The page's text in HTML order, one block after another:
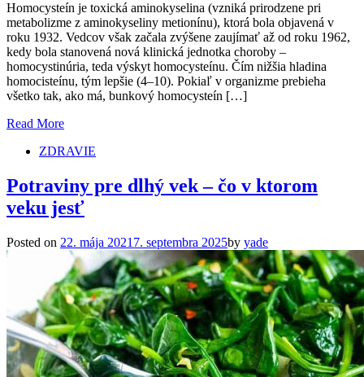
Homocysteín je toxická aminokyselina (vzniká prirodzene pri
metabolizme z aminokyseliny metionínu), ktorá bola objavená v
roku 1932. Vedcov však začala zvýšene zaujímať až od roku 1962,
kedy bola stanovená nová klinická jednotka choroby –
homocystinúria, teda výskyt homocysteínu. Čím nižšia hladina
homocisteínu, tým lepšie (4–10). Pokiaľ v organizme prebieha
všetko tak, ako má, bunkový homocysteín […]
Read More
ZDRAVIE
Potraviny pre dlhý vek – čo v ktorom
veku jesť
Posted on 22. mája 2021 7. septembra 2025by yade